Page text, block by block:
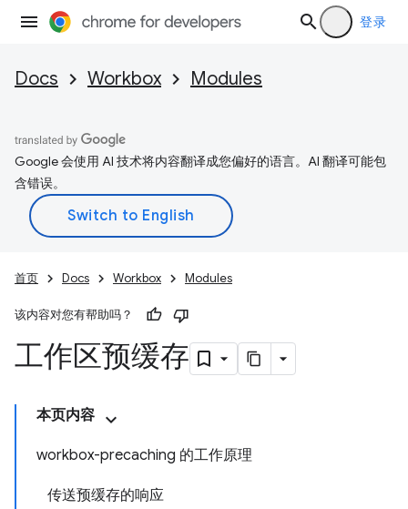
登录
Docs Workbox Modules
Google 会使用 AI 技术将内容翻译成您偏好的语言。AI 翻译可能包
含错误。
首页 Docs Workbox Modules
该内容对您有帮助吗？
工作区预缓存
本页内容
workbox-precaching 的工作原理
传送预缓存的响应